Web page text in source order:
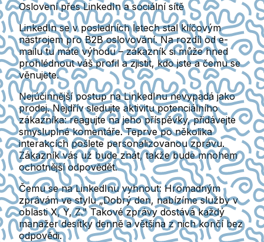
Oslovení přes LinkedIn a sociální sítě
LinkedIn se v posledních letech stal klíčovým
nástrojem pro B2B oslovování. Na rozdíl od e-
mailu tu máte výhodu – zákazník si může hned
prohlédnout váš profil a zjistit, kdo jste a čemu se
věnujete.
Nejúčinnější postup na LinkedInu nevypadá jako
prodej. Nejdřív sledujte aktivitu potenciálního
zákazníka: reagujte na jeho příspěvky, přidávejte
smysluplné komentáře. Teprve po několika
interakcích pošlete personalizovanou zprávu.
Zákazník vás už bude znát, takže bude mnohem
ochotnější odpovědět.
Čemu se na LinkedInu vyhnout: Hromadným
zprávám ve stylu „Dobrý den, nabízíme služby v
oblasti X, Y, Z." Takové zprávy dostává každý
manažer desítky denně a většina z nich končí bez
odpovědi.